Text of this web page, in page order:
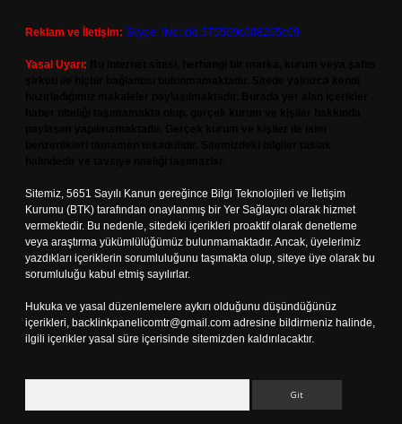
Reklam ve İletişim: Skype: live:.cid.575569c608265c69
Yasal Uyarı:
Sitemiz, 5651 Sayılı Kanun gereğince Bilgi Teknolojileri ve İletişim
Kurumu (BTK) tarafından onaylanmış bir Yer Sağlayıcı olarak hizmet
vermektedir. Bu nedenle, sitedeki içerikleri proaktif olarak denetleme
veya araştırma yükümlülüğümüz bulunmamaktadır. Ancak, üyelerimiz
yazdıkları içeriklerin sorumluluğunu taşımakta olup, siteye üye olarak bu
sorumluluğu kabul etmiş sayılırlar.
Hukuka ve yasal düzenlemelere aykırı olduğunu düşündüğünüz
içerikleri, backlinkpanelicomtr@gmail.com adresine bildirmeniz halinde,
ilgili içerikler yasal süre içerisinde sitemizden kaldırılacaktır.